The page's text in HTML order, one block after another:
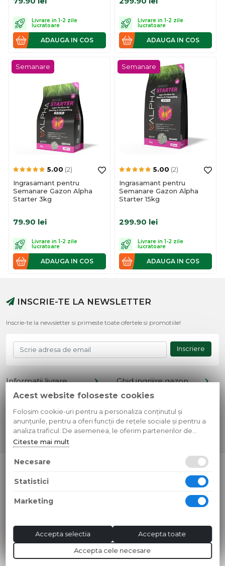
Livrare in 1-2 zile
lucratoare
ADAUGA IN COS
Livrare in 1-2 zile
lucratoare
ADAUGA IN COS
Semanare
5.00 (2)
Ingrasamant pentru
Semanare Gazon Alpha
Starter 3kg
79.90 lei
Livrare in 1-2 zile
lucratoare
ADAUGA IN COS
Semanare
5.00 (2)
Ingrasamant pentru
Semanare Gazon Alpha
Starter 15kg
299.90 lei
Livrare in 1-2 zile
lucratoare
ADAUGA IN COS
INSCRIE-TE LA NEWSLETTER
Inscrie-te la newsletter si primeste toate ofertele si promotiile!
Inscriere
Informatii livrare
Termeni si conditii
Cont client
Contact
Ghid ingrijire gazon
Retur produse
Metode de plata
Confidentialitate
Toate preturile sunt exprimate in lei si includ tva. Ofertele sunt
Acest website foloseste cookies
Folosim cookie-uri pentru a personaliza conținutul și
anunțurile, pentru a oferi funcții de rețele sociale și pentru a
analiza traficul. De asemenea, le oferim partenerilor de
rețele sociale, de publicitate și de analize informații cu privire
la modul în care folosiți site-ul nostru. Aceștia le pot combina
cu alte informații oferite de dvs. sau culese în urma folosirii
Citeste mai mult
Necesare
Statistici
Marketing
Accepta cele necesare
Accepta selectia Accepta toate